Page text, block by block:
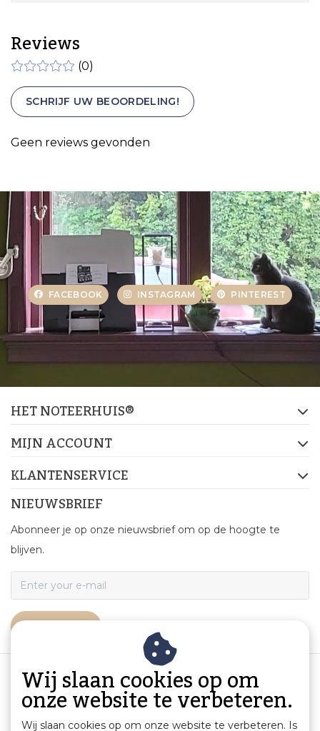
Reviews
(0)
SCHRIJF UW BEOORDELING!
Geen reviews gevonden
FACEBOOK INSTAGRAM PINTEREST
HET NOTEERHUIS®
MIJN ACCOUNT
KLANTENSERVICE
NIEUWSBRIEF
Abonneer je op onze nieuwsbrief om op de hoogte te
blijven.
Wij slaan cookies op om
onze website te verbeteren.
Wij slaan cookies op om onze website te verbeteren. Is